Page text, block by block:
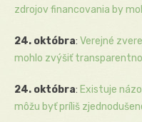
zdrojov financovania by
24. októbra: Verejné
mohlo zvýšiť
24. októbra: Existuje
môžu byť príliš